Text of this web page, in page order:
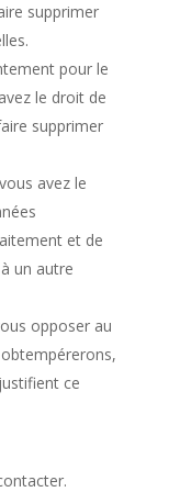
supprimer
pour le
le droit de
supprimer
avez le
et de
un autre
opposer au
ce